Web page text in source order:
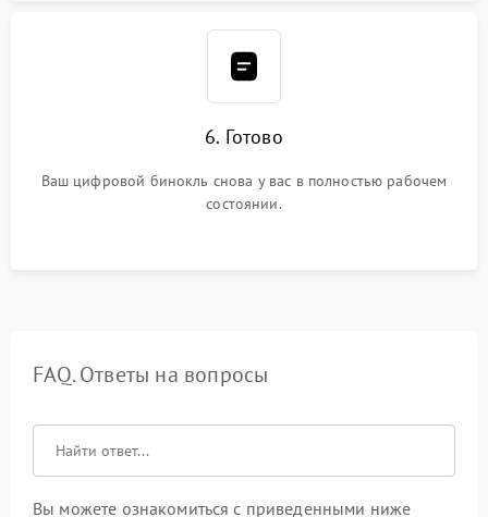
6. Готово
Ваш цифровой бинокль снова у вас в полностью рабочем
состоянии.
FAQ. Ответы на вопросы
Вы можете ознакомиться с приведенными ниже